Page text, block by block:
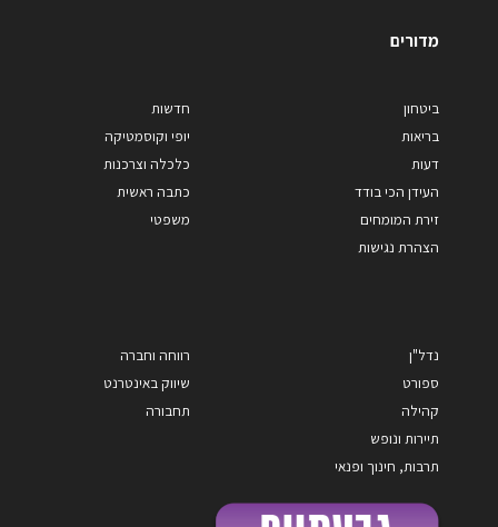
מדורים
ביטחון
בריאות
דעות
העידן הכי בודד
זירת המומחים
הצהרת נגישות
חדשות
יופי וקוסמטיקה
כלכלה וצרכנות
כתבה ראשית
משפטי
נדל"ן
ספורט
קהילה
תיירות ונופש
תרבות, חינוך ופנאי
רווחה וחברה
שיווק באינטרנט
תחבורה